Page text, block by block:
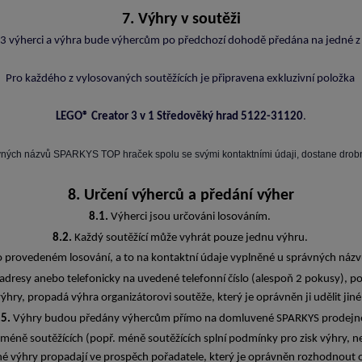
7. Výhry v soutěži
výherci a výhra bude výhercům po předchozí dohodě předána na jedné z
Pro každého z vylosovaných soutěžících je připravena exkluzivní položka
LEGO® Creator 3 v 1 Středověký hrad 5122-31120.
názvů SPARKYS TOP hraček spolu se svými kontaktními údaji, dostane
8. Určení výherců a předání výher
8.1. Výherci jsou určováni losováním.
8.2. Každý soutěžící může vyhrát pouze jednu výhru.
losování, a to na kontaktní údaje vyplněné u správných
anebo telefonicky na uvedené telefonní číslo (alespoň 2 pokusy),
propadá výhra organizátorovi soutěže, který je oprávněn ji udělit
Výhry budou předány výhercům přímo na domluvené SPARKYS
soutěžících (popř. méně soutěžících splní podmínky pro zisk výhry,
výhry propadají ve prospěch pořadatele, který je oprávněn rozhodnout